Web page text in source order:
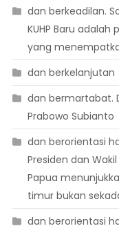
dan berkeadilan.
KUHP Baru
yang
dan berkelanjutan
dan bermartabat.
Prabowo Subianto
dan berorientasi
Presiden dan
Papua
timur bukan
dan berorientasi